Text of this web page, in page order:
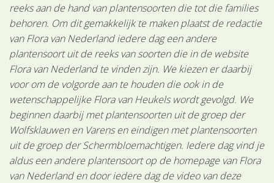
reeks aan de hand van plantensoorten die tot die families
behoren. Om dit gemakkelijk te maken plaatst de redactie
van Flora van Nederland iedere dag een andere
plantensoort uit de reeks van soorten die in de website
Flora van Nederland te vinden zijn. We kiezen er daarbij
voor om de volgorde aan te houden die ook in de
wetenschappelijke Flora van Heukels wordt gevolgd. We
beginnen daarbij met plantensoorten uit de groep der
Wolfsklauwen en Varens en eindigen met plantensoorten
uit de groep der Schermbloemachtigen. Iedere dag vind je
aldus een andere plantensoort op de homepage van Flora
van Nederland en door iedere dag de video van deze